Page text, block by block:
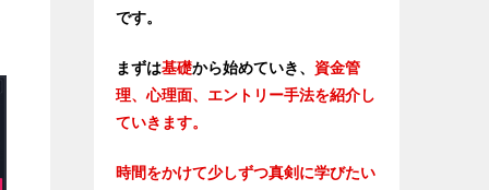
です。
まずは基礎から始めていき、 資金管
理、心理面、エントリー手法を紹介し
ていきます。
時間をかけて少しずつ真剣に学びたい